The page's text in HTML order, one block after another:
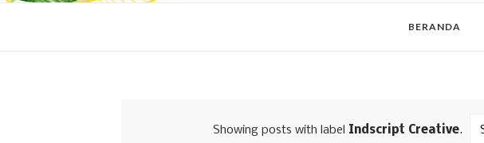
BERANDA
Showing posts with label Indscript Creative.